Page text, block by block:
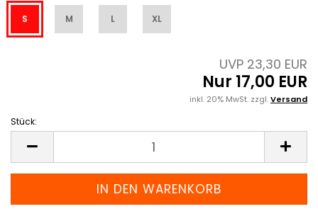
S M L XL
UVP 23,30 EUR
Nur 17,00 EUR
inkl. 20% MwSt. zzgl.Versand
Stück: